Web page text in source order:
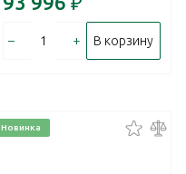
– + В корзину
Новинка